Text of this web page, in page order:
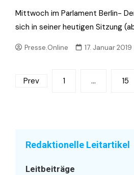
Mittwoch im Parlament Berlin-
sich in seiner heutigen Sitzung
Presse.Online 17. Januar 2019
Prev 1 … 15
Redaktionelle Leitartikel
Leitbeiträge